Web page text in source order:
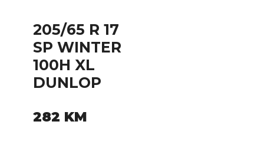
205/65 R 17
SP WINTER
100H XL
DUNLOP
282 KM